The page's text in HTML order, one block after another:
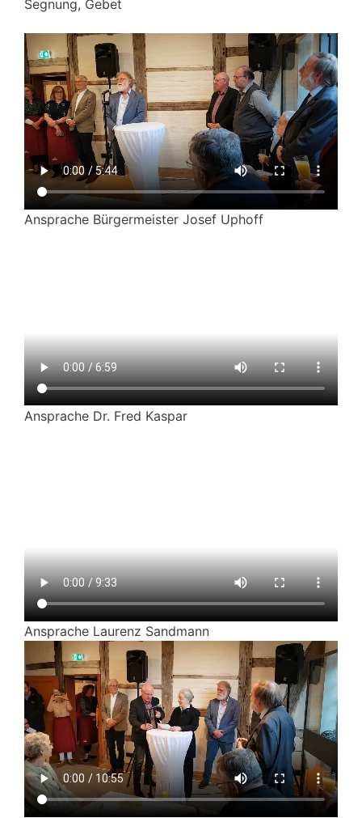
Segnung, Gebet
Ansprache Bürgermeister Josef Uphoff
Ansprache Dr. Fred Kaspar
Ansprache Laurenz Sandmann